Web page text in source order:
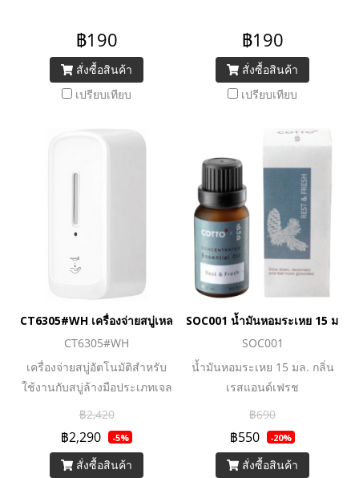
฿190
สั่งซื้อสินค้า
เปรียบเทียบ
฿190
สั่งซื้อสินค้า
เปรียบเทียบ
CT6305#WH เครื่องจ่ายสบู่เหลวอัตโนมัติ 1 ลิตร
CT6305#WH
เครื่องจ่ายสบู่อัตโนมัติสำหรับ
ใช้งานกับสบู่ล้างมือประเภทเจล
เท่านั้น
฿2,420
฿2,290 -5%
สั่งซื้อสินค้า
SOC001 น้ำมันหอมระเหย 15 มล.
SOC001
น้ำมันหอมระเหย 15 มล. กลิ่น
เรสแอนด์เฟรช
฿690
฿550 -20%
สั่งซื้อสินค้า